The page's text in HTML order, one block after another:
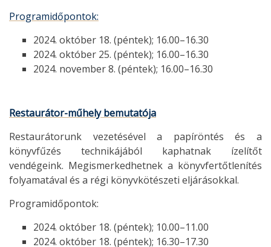
Programidőpontok:
2024. október 18. (péntek); 16.00–16.30
2024. október 25. (péntek); 16.00–16.30
2024. november 8. (péntek); 16.00–16.30
Restaurátor-műhely bemutatója
Restaurátorunk vezetésével a papíröntés és a
könyvfűzés technikájából kaphatnak ízelítőt
vendégeink. Megismerkedhetnek a könyvfertőtlenítés
folyamatával és a régi könyvkötészeti eljárásokkal.
Programidőpontok:
2024. október 18. (péntek); 10.00–11.00
2024. október 18. (péntek); 16.30–17.30